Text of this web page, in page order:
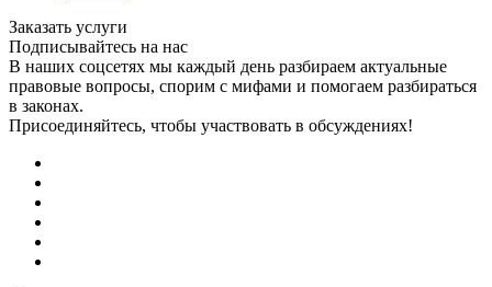
Заказать услуги
Подписывайтесь на нас
В наших соцсетях мы каждый день разбираем актуальные
правовые вопросы, спорим с мифами и помогаем разбираться
в законах.
Присоединяйтесь, чтобы участвовать в обсуждениях!